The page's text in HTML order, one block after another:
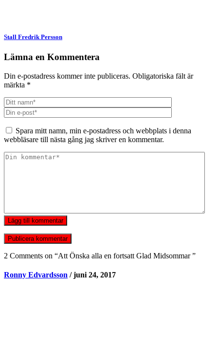
Stall Fredrik Persson
Lämna en Kommentera
Din e-postadress kommer inte publiceras. Obligatoriska fält är
märkta *
Spara mitt namn, min e-postadress och webbplats i denna
webbläsare till nästa gång jag skriver en kommentar.
Lägg till kommentar
2 Comments on “Att Önska alla en fortsatt Glad Midsommar”
Ronny Edvardsson / juni 24, 2017